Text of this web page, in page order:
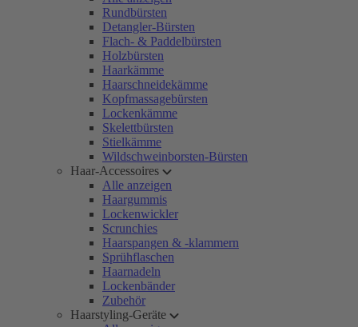
Rundbürsten
Detangler-Bürsten
Flach- & Paddelbürsten
Holzbürsten
Haarkämme
Haarschneidekämme
Kopfmassagebürsten
Lockenkämme
Skelettbürsten
Stielkämme
Wildschweinborsten-Bürsten
Haar-Accessoires
Alle anzeigen
Haargummis
Lockenwickler
Scrunchies
Haarspangen & -klammern
Sprühflaschen
Haarnadeln
Lockenbänder
Zubehör
Haarstyling-Geräte